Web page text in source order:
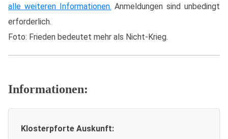
alle weiteren Informationen. Anmeldungen sind unbedingt
erforderlich.
Foto: Frieden bedeutet mehr als Nicht-Krieg.
Informationen:
Klosterpforte Auskunft: